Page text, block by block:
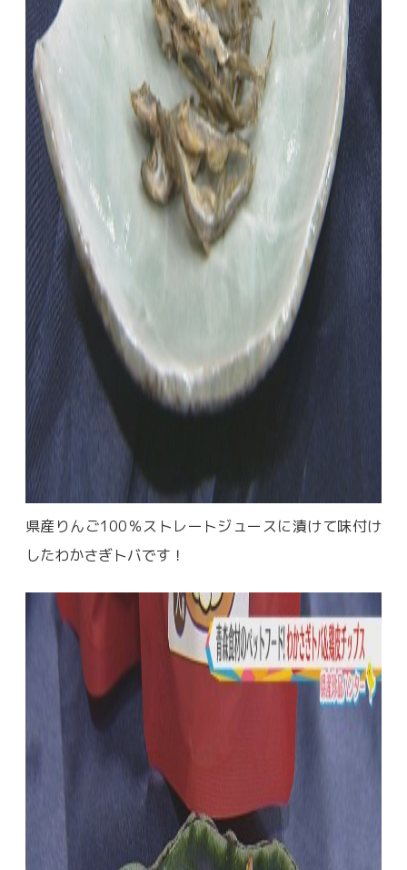
県産りんご100％ストレートジュースに漬けて味付け
したわかさぎトバです！